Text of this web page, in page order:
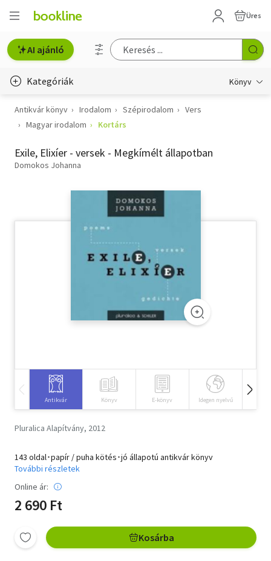
Üres
AI ajánló
Kategóriák Könyv
Életmód, egészség
Gyermek- és ifjúsági
Hobbi, szabadidő
Tankönyv, segédkönyv
Természettudomány
Történelem
Antikvár könyv Irodalom Szépirodalom
Vers
Magyar irodalom
Kortárs
Exile, Elixíer - versek - Megkímélt állapotban
Domokos Johanna
Antikvár Könyv E-könyv Idegen nyelvű
Pluralica Alapítvány, 2012
143 oldal･papír / puha kötés･jó állapotú antikvár könyv
További részletek
Online ár:
2 690 Ft
Kosárba